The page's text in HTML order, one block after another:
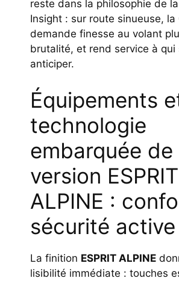
reste dans la philosophie de
Insight : sur route sinueuse, la
demande finesse au volant
brutalité, et rend service à qui
anticiper.
Équipements
technologie
embarquée de
version ESPRIT
ALPINE :
sécurité active
La finition ESPRIT ALPINE
lisibilité immédiate : touches